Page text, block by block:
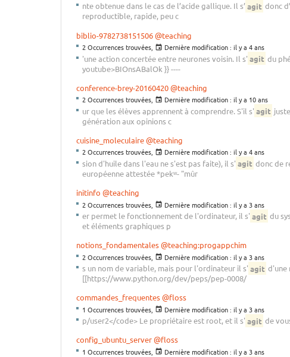
nte obtenue dans le cas de l’acide gallique. Il s’agit donc
reproductible, rapide, peu c
biblio-9782738151506@teaching
2 Occurrences trouvées, Dernière modification : il y a 4 ans
'une action concertée entre neurones voisin. Il s' agit du
youtube>BIOnsABalOk }} ----
conference-brey-20160420@teaching
2 Occurrences trouvées, Dernière modification : il y a 10 ans
ur que les élèves apprennent à comprendre. S'il s' agit
génération aux opinions c
cuisine_moleculaire@teaching
2 Occurrences trouvées, Dernière modification : il y a 4 ans
sion d'huile dans l'eau ne s'est pas faite), il s' agit donc de
européenne attestée *pekʷ- "mûr
initinfo @teaching
2 Occurrences trouvées, Dernière modification : il y a 3 ans
er permet le fonctionnement de l'ordinateur, il s' agit du
et éléments graphiques p
notions_fondamentales@teaching:progappchim
2 Occurrences trouvées, Dernière modification : il y a 3 ans
s un nom de variable, mais pour l'ordinateur il s' agit d'une
[[https://www.python.org/dev/peps/pep-0008/
commandes_frequentes@floss
1 Occurrences trouvées, Dernière modification : il y a 3 ans
p/user2</code> Le propriétaire est root, et il s' agit de
config_ubuntu_server@floss
1 Occurrences trouvées, Dernière modification : il y a 3 ans